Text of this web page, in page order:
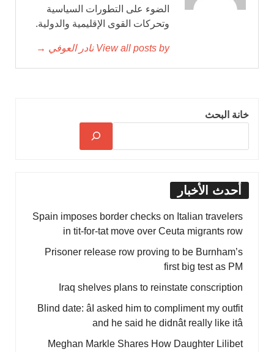
الضوء على التطورات السياسية
وتحركات القوى الإقليمية والدولية.
View all posts by نادر العوفي →
خانة البحث
أحدث الأخبار
Spain imposes border checks on Italian travelers
in tit-for-tat move over Ceuta migrants row
Prisoner release row proving to be Burnham’s
first big test as PM
Iraq shelves plans to reinstate conscription
Blind date: âI asked him to compliment my outfit
and he said he didnât really like itâ
Meghan Markle Shares How Daughter Lilibet